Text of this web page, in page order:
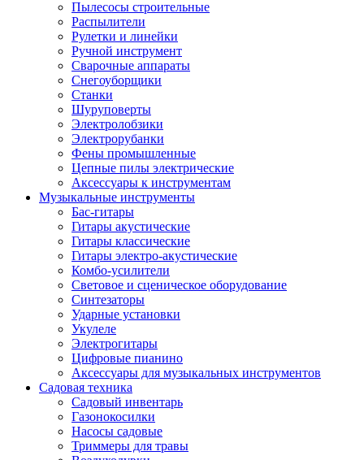
Пылесосы строительные
Распылители
Рулетки и линейки
Ручной инструмент
Сварочные аппараты
Снегоуборщики
Станки
Шуруповерты
Электролобзики
Электрорубанки
Фены промышленные
Цепные пилы электрические
Аксессуары к инструментам
Музыкальные инструменты
Бас-гитары
Гитары акустические
Гитары классические
Гитары электро-акустические
Комбо-усилители
Световое и сценическое оборудование
Синтезаторы
Ударные установки
Укулеле
Электрогитары
Цифровые пианино
Аксессуары для музыкальных инструментов
Садовая техника
Садовый инвентарь
Газонокосилки
Насосы садовые
Триммеры для травы